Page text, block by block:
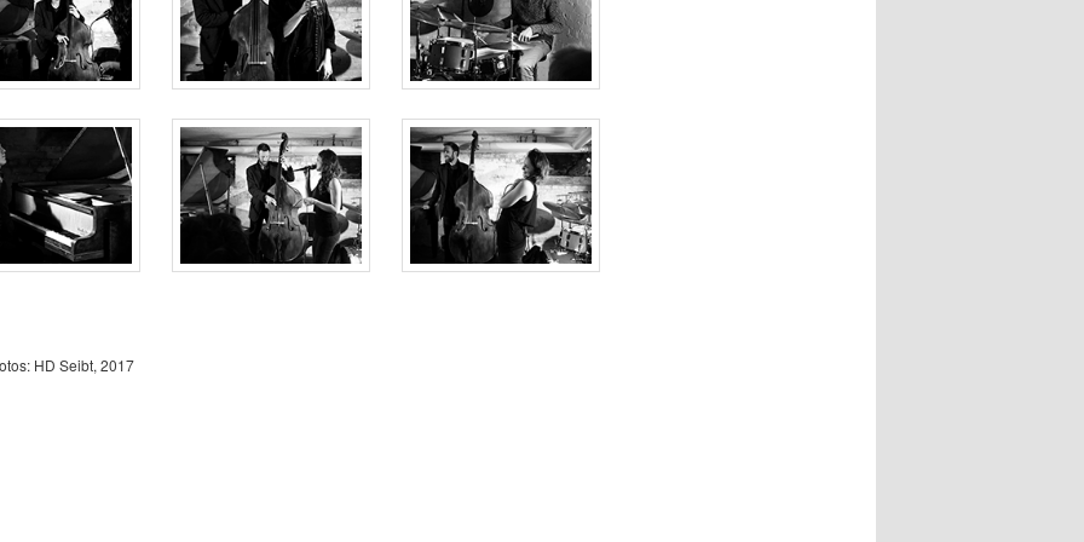
HD Seibt, 2017